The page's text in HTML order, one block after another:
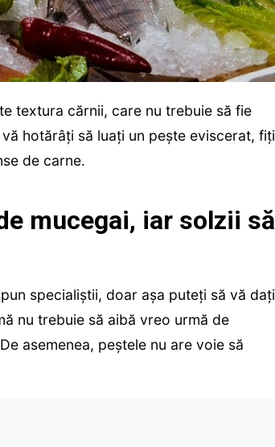
textura cărnii, care nu trebuie să fie
hotărâți să luați un pește eviscerat, fiți
de carne.
mucegai, iar solzii să
specialiștii, doar așa puteți să vă dați
nu trebuie să aibă vreo urmă de
asemenea, peștele nu are voie să